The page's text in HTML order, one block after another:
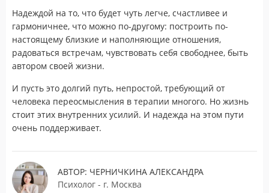
Надеждой на то, что будет чуть легче, счастливее и
гармоничнее, что можно по-другому: построить по-
настоящему близкие и наполняющие отношения,
радоваться встречам, чувствовать себя свободнее, быть
автором своей жизни.
И пусть это долгий путь, непростой, требующий от
человека переосмысления в терапии многого. Но жизнь
стоит этих внутренних усилий. И надежда на этом пути
очень поддерживает.
АВТОР: ЧЕРНИЧКИНА АЛЕКСАНДРА
Психолог - г. Москва